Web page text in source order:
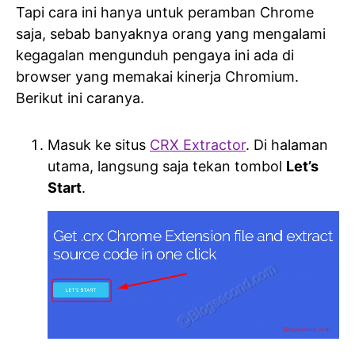
Tapi cara ini hanya untuk peramban Chrome
saja, sebab banyaknya orang yang mengalami
kegagalan mengunduh pengaya ini ada di
browser yang memakai kinerja Chromium.
Berikut ini caranya.
Masuk ke situs CRX Extractor. Di halaman
utama, langsung saja tekan tombol Let’s
Start.